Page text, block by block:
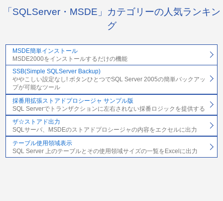
「SQLServer・MSDE」カテゴリーの人気ランキン
グ
MSDE簡単インストール
MSDE2000をインストールするだけの機能
SSB(Simple SQLServer Backup)
ややこしい設定なし! ボタンひとつでSQL Server 2005の簡単バックアッ
プが可能なツール
採番用拡張ストアドプロシージャ サンプル版
SQL Serverでトランザクションに左右されない採番ロジックを提供する
ザ☆ストアド出力
SQLサーバ、MSDEのストアドプロシージャの内容をエクセルに出力
テーブル使用領域表示
SQL Server 上のテーブルとその使用領域サイズの一覧をExcelに出力